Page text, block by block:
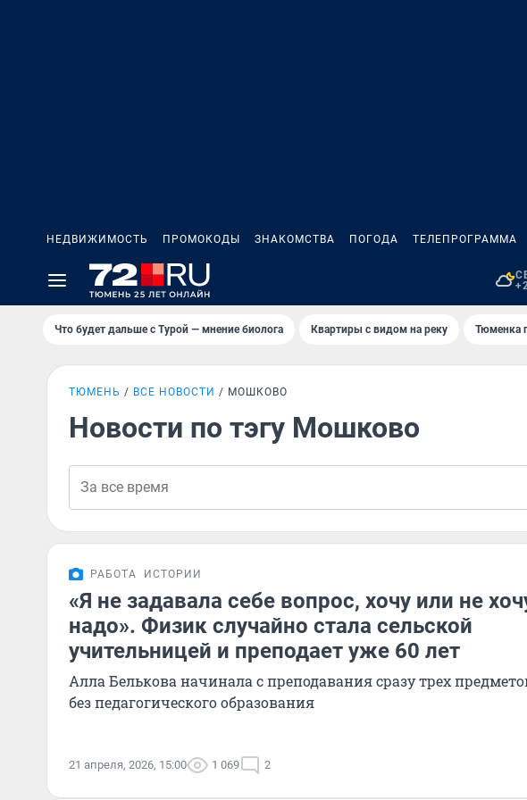
НЕДВИЖИМОСТЬ ПРОМОКОДЫ ЗНАКОМСТВА ПОГОДА ТЕЛЕПРОГРАММА
Что будет дальше с Турой — мнение биолога Квартиры с видом на реку Тюменка
ТЮМЕНЬ ВСЕ НОВОСТИ МОШКОВО
Новости по тэгу Мошково
РАБОТА ИСТОРИИ
«Я не задавала себе вопрос, хочу или не
надо». Физик случайно стала сельской
учительницей и преподает уже 60 лет
Алла Белькова начинала с преподавания сразу трех
без педагогического образования
21 апреля, 2026, 15:00 1 069 2